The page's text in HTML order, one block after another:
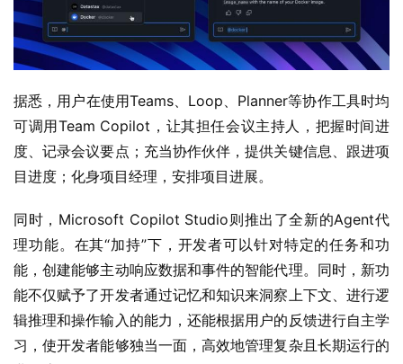
据悉，用户在使用Teams、Loop、Planner等协作工具时均
可调用Team Copilot，让其担任会议主持人，把握时间进
度、记录会议要点；充当协作伙伴，提供关键信息、跟进项
目进度；化身项目经理，安排项目进展。
同时，Microsoft Copilot Studio则推出了全新的Agent代
理功能。在其“加持”下，开发者可以针对特定的任务和功
能，创建能够主动响应数据和事件的智能代理。同时，新功
能不仅赋予了开发者通过记忆和知识来洞察上下文、进行逻
辑推理和操作输入的能力，还能根据用户的反馈进行自主学
习，使开发者能够独当一面，高效地管理复杂且长期运行的